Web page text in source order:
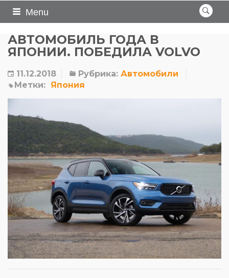
Menu
АВТОМОБИЛЬ ГОДА В
ЯПОНИИ. ПОБЕДИЛА VOLVO
11.12.2018 Рубрика: Автомобили
Метки: Япония